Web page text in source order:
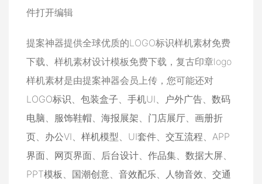
件打开编辑
提案神器提供全球优质的LOGO标识样机素材免费
下载、样机素材设计模板免费下载，复古印章logo
样机素材是由提案神器会员上传，您可能还对
LOGO标识
包装盒子 手机UI 户外广告
数码
电脑
服饰鞋帽 海报展架 门店展厅
画册折
页
办公VI 样机模型 UI套件 交互流程
APP
界面
网页界面 后台设计 作品集 数据大屏
PPT模板
国潮创意 音效配乐 人物音效
交通